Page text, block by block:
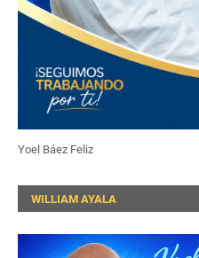
Yoel Báez Feliz
WILLIAM AYALA